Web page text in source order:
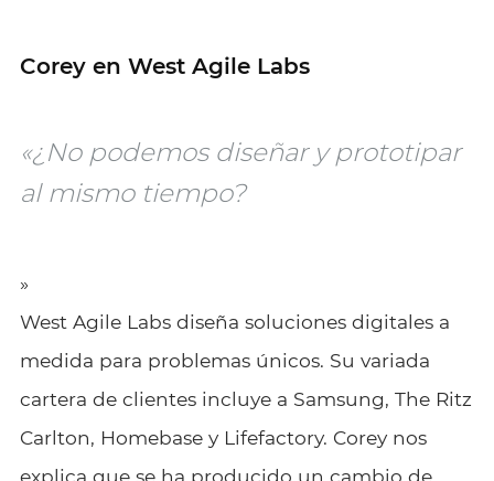
Corey en West Agile Labs
«¿No podemos diseñar y prototipar
al mismo tiempo?
»
West Agile Labs diseña soluciones digitales a
medida para problemas únicos. Su variada
cartera de clientes incluye a Samsung, The Ritz
Carlton, Homebase y Lifefactory. Corey nos
explica que se ha producido un cambio de